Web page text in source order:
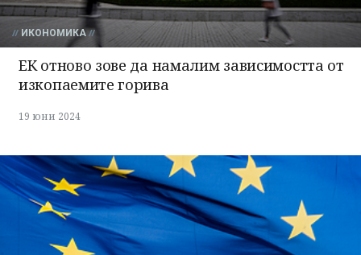
ИКОНОМИКА
ЕК отново зове да намалим зависимостта от
изкопаемите горива
19 юни 2024